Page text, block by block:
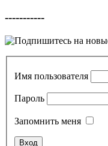
-----------
Имя пользователя
Пароль
Запомнить меня